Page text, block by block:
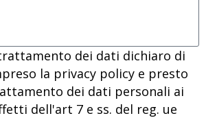
dei dati dichiaro di
la privacy policy e presto
dei dati personali ai
dell'art 7 e ss. del reg. ue